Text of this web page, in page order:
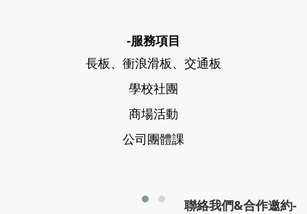
-服務項目
長板、衝浪滑板、交通板
學校社團
商場活動
公司團體課
聯絡我們&合作邀約-